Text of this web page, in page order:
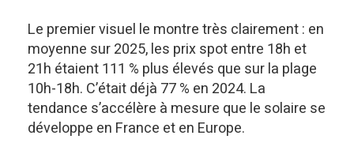
Le premier visuel le montre très clairement : en
moyenne sur 2025, les prix spot entre 18h et
21h étaient 111 % plus élevés que sur la plage
10h-18h. C’était déjà 77 % en 2024. La
tendance s’accélère à mesure que le solaire se
développe en France et en Europe.